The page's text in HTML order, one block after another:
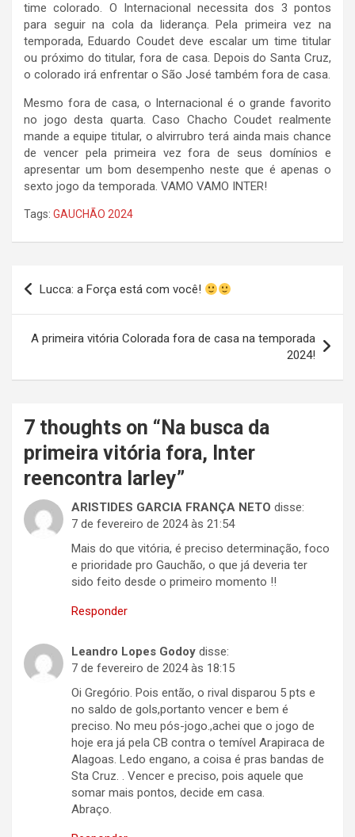
time colorado. O Internacional necessita dos 3 pontos
para seguir na cola da liderança. Pela primeira vez na
temporada, Eduardo Coudet deve escalar um time titular
ou próximo do titular, fora de casa. Depois do Santa Cruz,
o colorado irá enfrentar o São José também fora de casa.
Mesmo fora de casa, o Internacional é o grande favorito
no jogo desta quarta. Caso Chacho Coudet realmente
mande a equipe titular, o alvirrubro terá ainda mais chance
de vencer pela primeira vez fora de seus domínios e
apresentar um bom desempenho neste que é apenas o
sexto jogo da temporada. VAMO VAMO INTER!
Tags: GAUCHÃO 2024
Navegação
de
Post
Lucca: a Força está com você!
A primeira vitória Colorada fora de casa na temporada
2024!
7 thoughts on “ Na busca da
primeira vitória fora, Inter
reencontra Iarley”
ARISTIDES GARCIA FRANÇA NETO disse:
7 de fevereiro de 2024 às 21:54
Mais do que vitória, é preciso determinação, foco
e prioridade pro Gauchão, o que já deveria ter
sido feito desde o primeiro momento !!
Responder
Leandro Lopes Godoy disse:
7 de fevereiro de 2024 às 18:15
Oi Gregório. Pois então, o rival disparou 5 pts e
no saldo de gols,portanto vencer e bem é
preciso. No meu pós-jogo.,achei que o jogo de
hoje era já pela CB contra o temível Arapiraca de
Alagoas. Ledo engano, a coisa é pras bandas de
Sta Cruz. . Vencer e preciso, pois aquele que
somar mais pontos, decide em casa.
Abraço.